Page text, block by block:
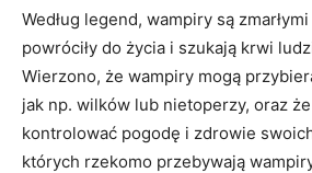
Według legend, wampiry są
powróciły do życia i szukają krwi
Wierzono, że wampiry mogą
jak np. wilków lub nietoperzy, oraz
kontrolować pogodę i ⁢zdrowie
których rzekomo przebywają